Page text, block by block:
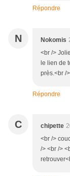
Répondre
N Nokomis
<br />
le lien de
près.<br /
Répondre
C chipette
<br />
/> <br />